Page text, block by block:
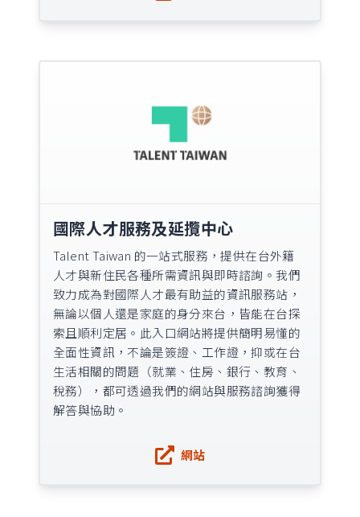
國際人才服務及延攬中心
Talent Taiwan 的一站式服務，提供在台外籍
人才與新住民各種所需資訊與即時諮詢。我們
致力成為對國際人才最有助益的資訊服務站，
無論以個人還是家庭的身分來台，皆能在台探
索且順利定居。此入口網站將提供簡明易懂的
全面性資訊，不論是簽證、工作證，抑或在台
生活相關的問題（就業、住房、銀行、教育、
稅務），都可透過我們的網站與服務諮詢獲得
解答與協助。
網站